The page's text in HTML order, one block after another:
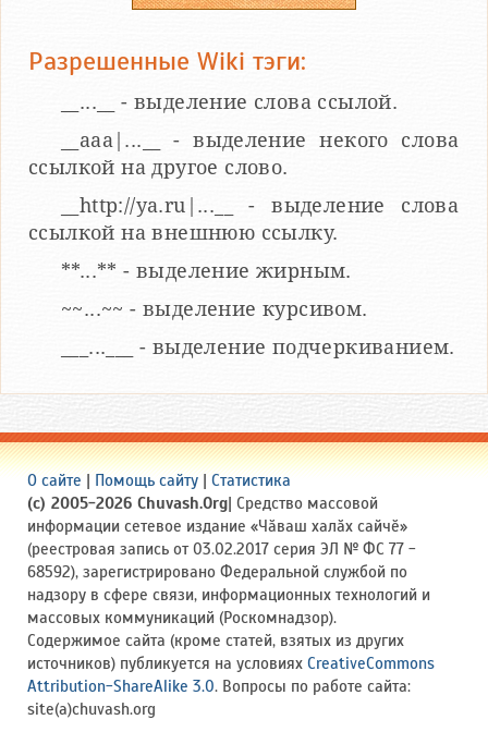
Разрешенные Wiki тэги:
__...__ - выделение слова ссылой.
__aaa|...__ - выделение некого слова
ссылкой на другое слово.
__http://ya.ru|...__ - выделение слова
ссылкой на внешнюю ссылку.
**...** - выделение жирным.
~~...~~ - выделение курсивом.
___...___ - выделение подчеркиванием.
О сайте | Помощь сайту | Статистика
(c) 2005-2026 Chuvash.Org| Средство массовой
информации сетевое издание «Чӑваш халӑх сайчӗ»
(реестровая запись от 03.02.2017 серия ЭЛ № ФС 77 -
68592), зарегистрировано Федеральной службой по
надзору в сфере связи, информационных технологий и
массовых коммуникаций (Роскомнадзор).
Содержимое сайта (кроме статей, взятых из других
источников) публикуется на условиях CreativeCommons
Attribution-ShareAlike 3.0. Вопросы по работе сайта:
site(a)chuvash.org